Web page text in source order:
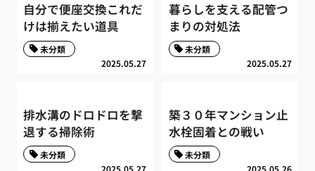
自分で便座交換これだ
けは揃えたい道具
2025.05.27
未分類
暮らしを支える配管つ
まりの対処法
2025.05.27
未分類
排水溝のドロドロを撃
退する掃除術
2025.05.27
未分類
築３０年マンション止
水栓固着との戦い
2025.05.26
未分類